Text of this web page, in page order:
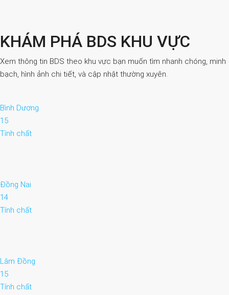
KHÁM PHÁ BDS KHU VỰC
Xem thông tin BDS theo khu vực bạn muốn tìm nhanh chóng, minh
bạch, hình ảnh chi tiết, và cập nhật thường xuyên.
Bình Dương
15
Tính chất
Đồng Nai
14
Tính chất
Lâm Đồng
15
Tính chất